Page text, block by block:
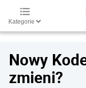
Kategorie
Nowy
zmieni?